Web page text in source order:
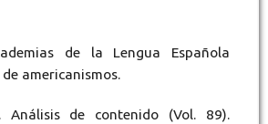
de la Lengua Española
americanismos.
Análisis de contenido (Vol. 89).